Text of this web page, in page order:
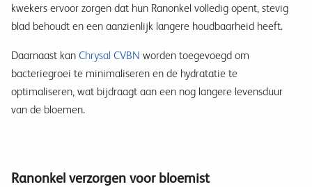
kwekers ervoor zorgen dat hun Ranonkel volledig opent, stevig
blad behoudt en een aanzienlijk langere houdbaarheid heeft.
Daarnaast kan Chrysal CVBN worden toegevoegd om
bacteriegroei te minimaliseren en de hydratatie te
optimaliseren, wat bijdraagt aan een nog langere levensduur
van de bloemen.
Ranonkel verzorgen voor bloemist